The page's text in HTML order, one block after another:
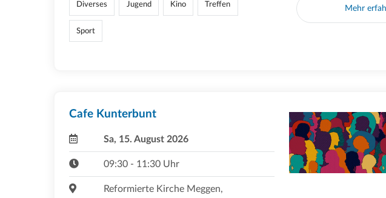
Diverses Jugend Kino Treffen
Sport
Mehr
Cafe Kunterbunt
Sa, 15. August 2026
09:30 - 11:30 Uhr
Reformierte Kirche Meggen,